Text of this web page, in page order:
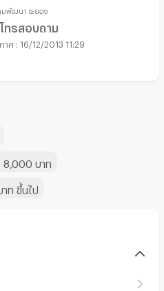
มพัฒนา ระยอง
ทรสอบถาม
16/12/2013 11:29
8,000 บาท
ท ขึ้นไป